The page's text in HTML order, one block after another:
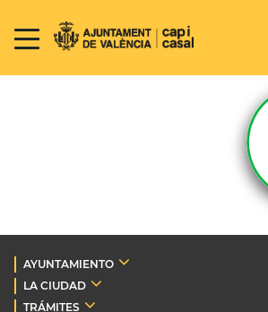
AYUNTAMIENTO
LA CIUDAD
TRÁMITES